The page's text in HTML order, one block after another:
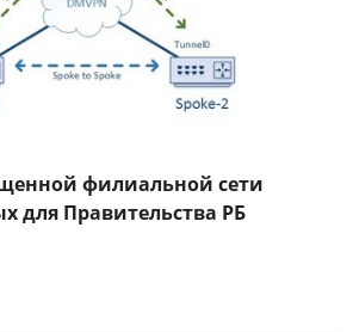
филиальной сети
для Правительства РБ